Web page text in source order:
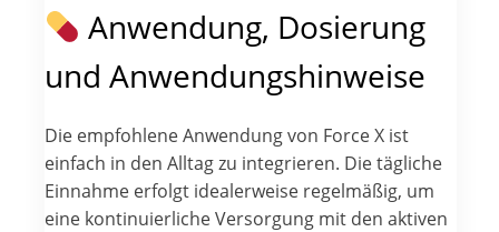
Anwendung, Dosierung
und Anwendungshinweise
Die empfohlene Anwendung von Force X ist
einfach in den Alltag zu integrieren. Die tägliche
Einnahme erfolgt idealerweise regelmäßig, um
eine kontinuierliche Versorgung mit den aktiven